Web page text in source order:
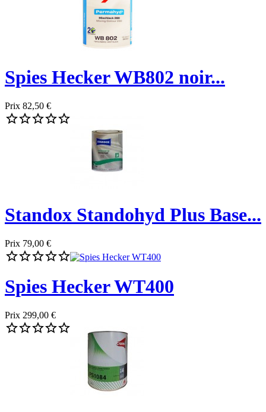
Spies Hecker WB802 noir...
Prix 82,50 €

Standox Standohyd Plus Base...
Prix 79,00 €

Spies Hecker WT400
Prix 299,00 €
